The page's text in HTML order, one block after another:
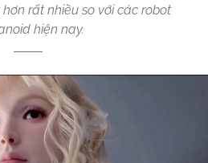
rất nhiều so với các robot
hiện nay.